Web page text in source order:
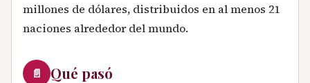
millones de dólares, distribuidos en al menos 21
naciones alrededor del mundo.
📄 Qué pasó